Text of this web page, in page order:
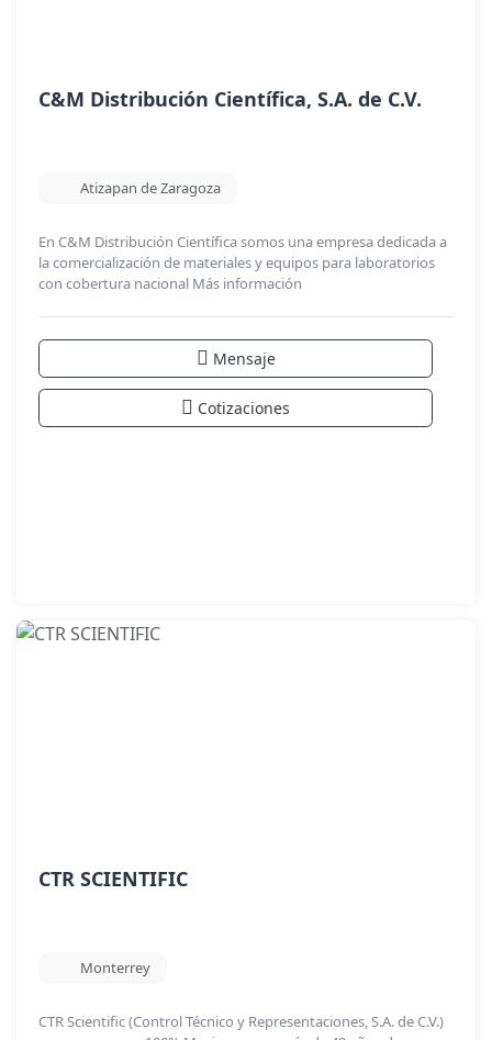
C&M Distribución Científica, S.A. de C.V.
Atizapan de Zaragoza
En C&M Distribución Científica somos una empresa dedicada a
la comercialización de materiales y equipos para laboratorios
con cobertura nacional Más información
Mensaje
Cotizaciones
CTR SCIENTIFIC
Monterrey
CTR Scientific (Control Técnico y Representaciones, S.A. de C.V.)